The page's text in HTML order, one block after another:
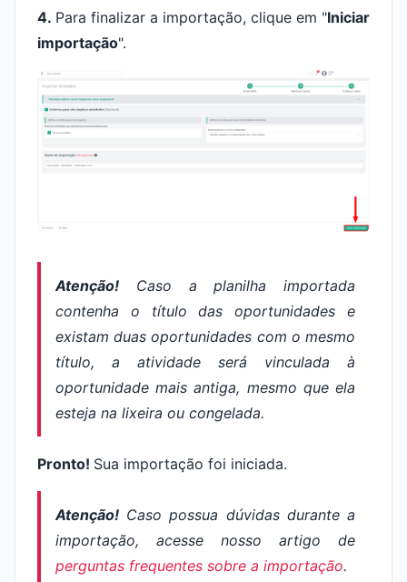
4. Para finalizar a importação, clique em "Iniciar
importação".
Atenção! Caso a planilha importada
contenha o título das oportunidades e
existam duas oportunidades com o mesmo
título, a atividade será vinculada à
oportunidade mais antiga, mesmo que ela
esteja na lixeira ou congelada.
Pronto! Sua importação foi iniciada.
Atenção! Caso possua dúvidas durante a
importação, acesse nosso artigo de
perguntas frequentes sobre a importação.